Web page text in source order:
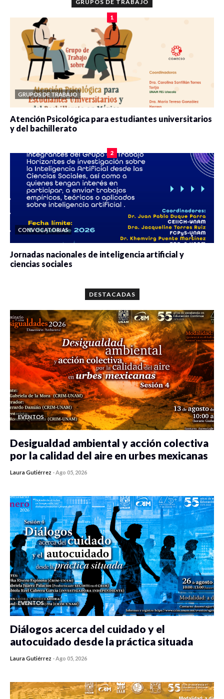
GRUPOS DE TRABAJO
1
GRUPOS DE TRABAJO
Atención Psicológica para estudiantes universitarios
y del bachillerato
2
CONVOCATORIAS
Jornadas nacionales de inteligencia artificial y
ciencias sociales
DESTACADAS
EVENTOS
Desigualdad ambiental y acción colectiva
por la calidad del aire en urbes mexicanas
Laura Gutiérrez -Ago 05, 2026
EVENTOS
Diálogos acerca del cuidado y el
autocuidado desde la práctica situada
Laura Gutiérrez -Ago 05, 2026